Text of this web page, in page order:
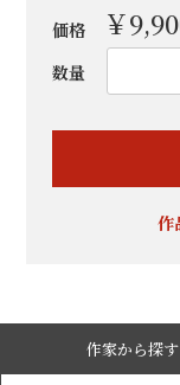
価格 ￥
数量
お買い
作
作家から探す